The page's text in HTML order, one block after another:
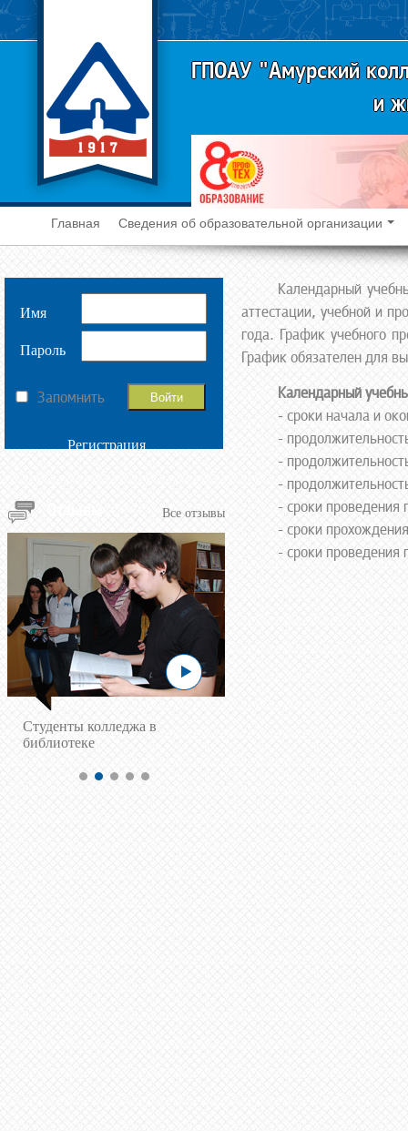
ГПОАУ "Амурский
и
Главная Сведения об образовательной организации
Имя
Пароль
Запомнить
Регистрация
Все отзывы
Cтуденты колледжа в
библиотеке
Календарный
аттестации, учебной и
года. График учебного
График обязателен для
Календарный
- сроки начала и
-
-
-
- сроки проведения
- сроки
- сроки проведения